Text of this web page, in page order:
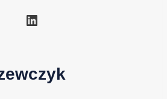
LinkedIn